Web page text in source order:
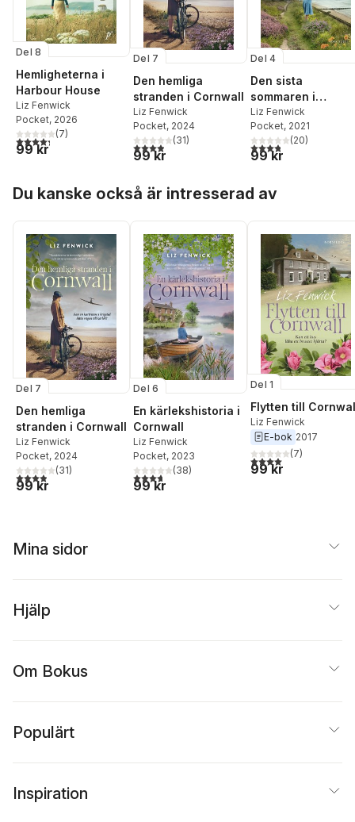
Del 8
Hemligheterna i
Harbour House
Liz Fenwick
Pocket, 2026
4,3utav 5 stjärnor. Totalt antal röster:
(7)
99 kr
Del 7
Den hemliga
stranden i Cornwall
Liz Fenwick
Pocket, 2024
3,9utav 5 stjärnor. Totalt antal röster:
(31)
99 kr
Del 4
Den sista
sommaren i
Cornwall
Liz Fenwick
Pocket, 2021
3,8utav 5 stjärnor.
(20)
99 kr
Du kanske också är intresserad av
Del 7
Den hemliga
stranden i Cornwall
Liz Fenwick
Pocket, 2024
3,9utav 5 stjärnor. Totalt antal röster:
(31)
99 kr
Del 6
En kärlekshistoria i
Cornwall
Liz Fenwick
Pocket, 2023
3,7utav 5 stjärnor. Totalt antal röster:
(38)
99 kr
Del 1
Flytten till
Liz Fenwick
E-bok 2017
4,0utav 5 stjärnor.
(7)
99 kr
Mina sidor
Hjälp
Om Bokus
Populärt
Inspiration